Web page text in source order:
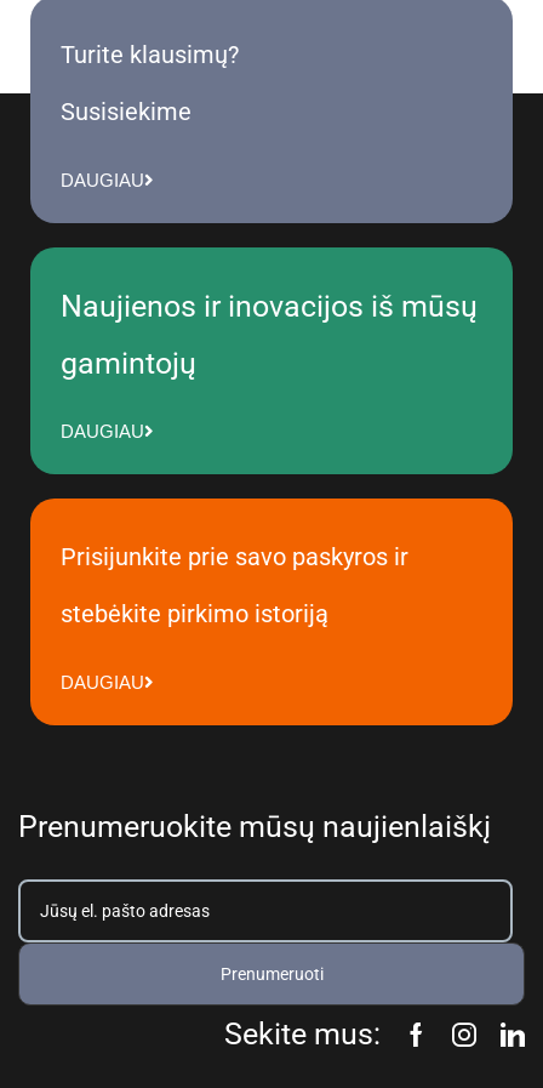
Turite klausimų?
Susisiekime
DAUGIAU
Naujienos ir inovacijos iš mūsų
gamintojų
DAUGIAU
Prisijunkite prie savo paskyros ir
stebėkite pirkimo istoriją
DAUGIAU
Prenumeruokite mūsų naujienlaiškį
Prenumeruoti
Sekite mus: